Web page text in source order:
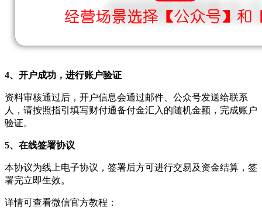
4、开户成功，进行账户验证
资料审核通过后，开户信息会通过邮件、公众号发送给联系
人，请按照指引填写财付通备付金汇入的随机金额，完成账户
验证。
5、在线签署协议
本协议为线上电子协议，签署后方可进行交易及资金结算，签
署完立即生效。
详情可查看微信官方教程：